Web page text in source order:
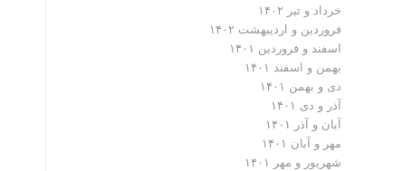
خرداد و تیر ۱۴۰۲
فروردین و اردیبهشت ۱۴۰۲
اسفند و فروردین ۱۴۰۱
بهمن و اسفند ۱۴۰۱
دی و بهمن ۱۴۰۱
آذر و دی ۱۴۰۱
آبان و آذر ۱۴۰۱
مهر و آبان ۱۴۰۱
شهریور و مهر ۱۴۰۱